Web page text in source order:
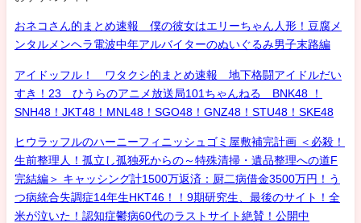
おネコさん的まとめ速報 僕の彼女はエリーちゃん人形！豆腐メ
ンタルメンヘラ電波中年アルバイターのぬいぐるみ男子末路編
アイドッフル！ ワタクシ的まとめ速報 地下格闘アイドルだい
すき！23 ひうらのアニメ放送局101ちゃんねる BNK48 ！
SNH48！JKT48！MNL48！SGO48！GNZ48！STU48！SKE48
ヒウラッフルのハーニーフィニッシュゴミ屋敷補完計画 ＜必殺！
生前整理人！孤立し孤独死からの～特殊清掃・遺品整理への道F
完結編＞ キャッシング計1500万返済：厨二病借金3500万円！う
つ病統合失調症14年生HKT46！！9期研究生、最後のサイト！全
米が泣いた！認知症鬱病60代のラストサイト絶賛！公開中